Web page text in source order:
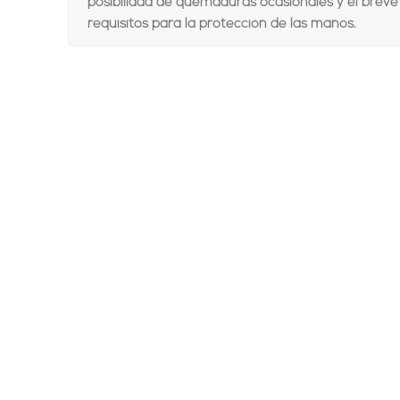
posibilidad de quemaduras ocasionales y el
requisitos para la protección de las manos.